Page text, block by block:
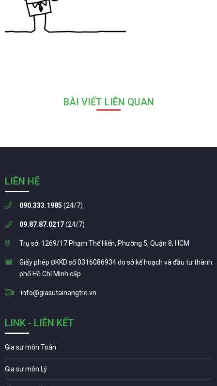
BÀI VIẾT LIÊN QUAN
LIÊN HỆ
090.333.1985 (24/7)
09.87.87.0217(24/7)
Trụ sở: 1269/17 Phạm Thế Hiển, Phường 5, Quận 8, HCM
Giấy phép ĐKKD số 0316086934 do sở kế hoạch và đầu tư thành
phố Hồ Chí Minh cấp
info@giasutainangtre.vn
LINK - LIÊN KẾT
Gia sư môn Toán
Gia sư môn Lý